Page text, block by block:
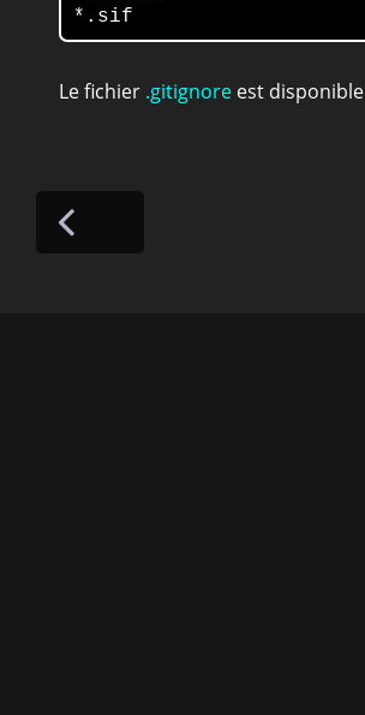
*.sif
Le fichier .gitignore est disponible